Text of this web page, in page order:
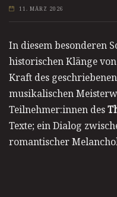
11. MÄRZ 2026
In diesem besonderen
historischen Klänge von
Kraft des
musikalischen
Teilnehmer:innen des
Texte; ein Dialog
romantischer